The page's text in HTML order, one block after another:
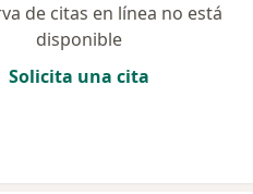
de citas en línea no está
disponible
Solicita una cita